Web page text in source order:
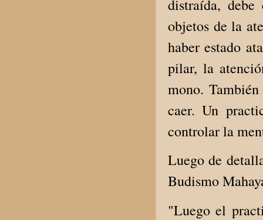
distraída,
objetos de la
haber estado
pilar, la
mono.
caer. Un
controlar la
Luego de
Budismo
"Luego el